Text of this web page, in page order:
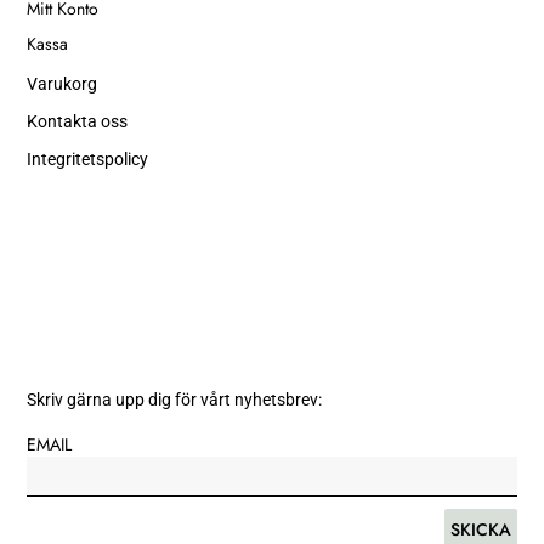
Mitt Konto
Kassa
Varukorg
Kontakta oss
Integritetspolicy
Skriv gärna upp dig för vårt nyhetsbrev:
EMAIL
SKICKA